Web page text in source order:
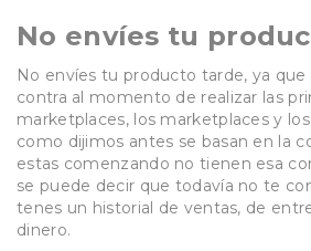
No envíes tu
No envíes tu producto tarde, ya
contra al momento de realizar las
marketplaces, los marketplaces y
como dijimos antes se basan en la
estas comenzando no tienen esa
se puede decir que todavía no te
tenes un historial de ventas, de
dinero.